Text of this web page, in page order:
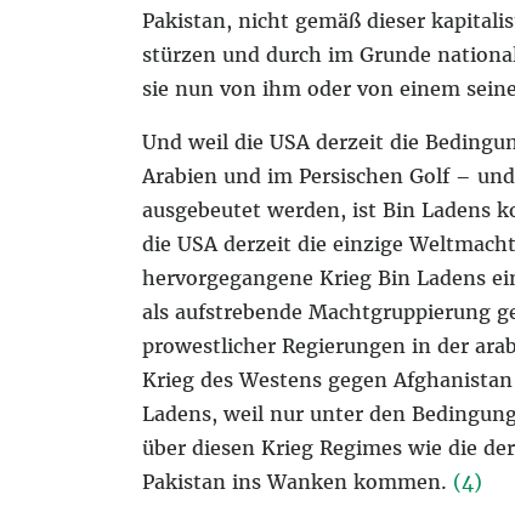
Pakistan, nicht gemäß dieser
stürzen und durch im Grunde
sie nun von ihm oder von einem
Und weil die USA derzeit die
Arabien und im Persischen Golf –
ausgebeutet werden, ist Bin Ladens
die USA derzeit die einzige
hervorgegangene Krieg Bin Ladens
als aufstrebende Machtgruppierung
prowestlicher Regierungen in der
Krieg des Westens gegen
Ladens, weil nur unter den
über diesen Krieg Regimes wie die
Pakistan ins Wanken kommen. (4)